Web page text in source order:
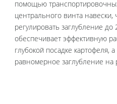
помощью
центрального винта навески,
регулировать заглубление до
обеспечивает эффективную
глубокой посадке картофеля, а
равномерное заглубление на